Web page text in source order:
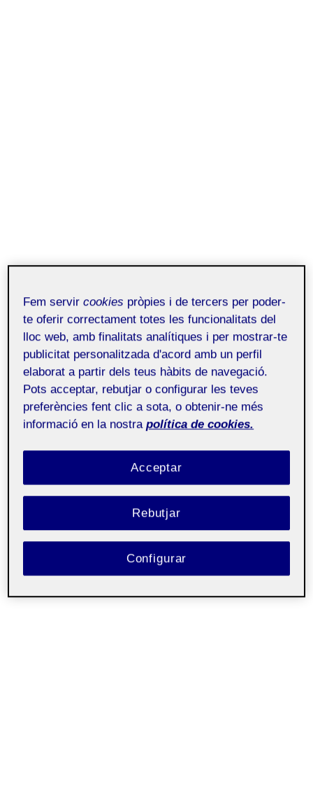
Fem servircookies pròpies i de tercers per poder-
te oferir correctament totes les funcionalitats del
lloc web, amb finalitats analítiques i per mostrar-te
publicitat personalitzada d'acord amb un perfil
elaborat a partir dels teus hàbits de navegació.
Pots acceptar, rebutjar o configurar les teves
preferències fent clic a sota, o obtenir-ne més
informació en la nostra política de cookies.
Rebutjar
Acceptar
Configurar